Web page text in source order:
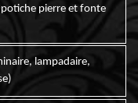
pierre et fonte
lampadaire,